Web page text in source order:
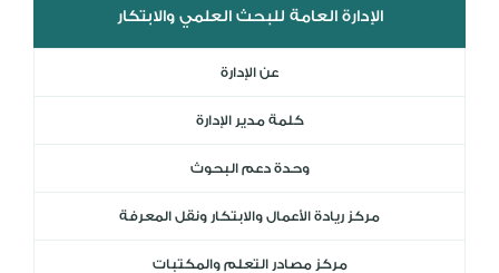
الإدارة العامة للبحث العلمي والابتكار
عن الإدارة
كلمة مدير الإدارة
وحدة دعم البحوث
مركز ريادة الأعمال والابتكار ونقل المعرفة
مركز مصادر التعلم والمكتبات